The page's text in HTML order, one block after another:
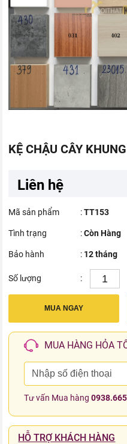
KỆ CHẬU CÂY
Liên hệ
Mã sản phẩm :TT153
Tình trạng :Còn Hàng
Bảo hành : 12 tháng
Số lượng :
MUA NGAY
MUA HÀNG HỎA
Tư vấn Mua hàng
HỖ TRỢ KHÁCH HÀNG